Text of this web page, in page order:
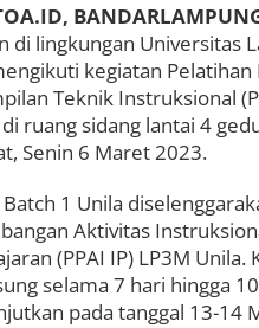
di lingkungan Universitas
kegiatan Pelatihan
Teknik Instruksional
ruang sidang lantai 4
Senin 6 Maret 2023.
Batch 1 Unila
Aktivitas
(PPAI IP) LP3M Unila.
selama 7 hari hingga
pada tanggal 13-14